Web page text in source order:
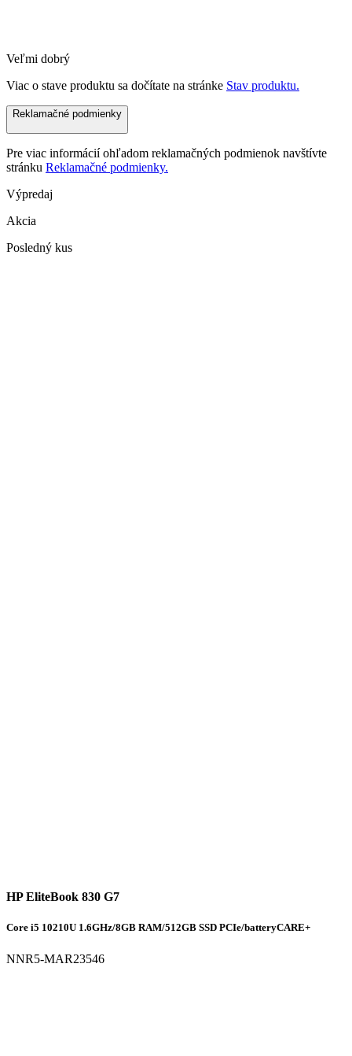
Veľmi dobrý
Viac o stave produktu sa dočítate na stránke Stav produktu.
Reklamačné podmienky
Pre viac informácií ohľadom reklamačných podmienok navštívte
stránku Reklamačné podmienky.
Výpredaj
Akcia
Posledný kus
HP EliteBook 830 G7
Core i5 10210U 1.6GHz/8GB RAM/512GB SSD PCIe/batteryCARE+
NNR5-MAR23546